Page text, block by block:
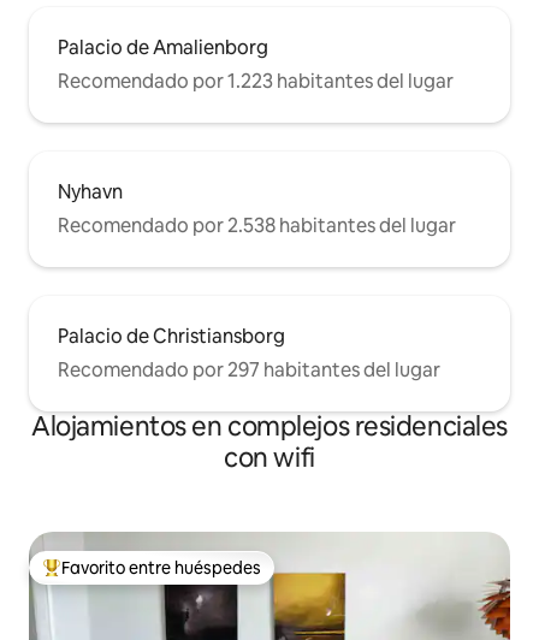
Palacio de Amalienborg
Recomendado por 1.223 habitantes del lugar
Nyhavn
Recomendado por 2.538 habitantes del lugar
Palacio de Christiansborg
Recomendado por 297 habitantes del lugar
Alojamientos en complejos residenciales
con wifi
Favorito entre los huéspedes más destacados
Favorito entre huéspedes